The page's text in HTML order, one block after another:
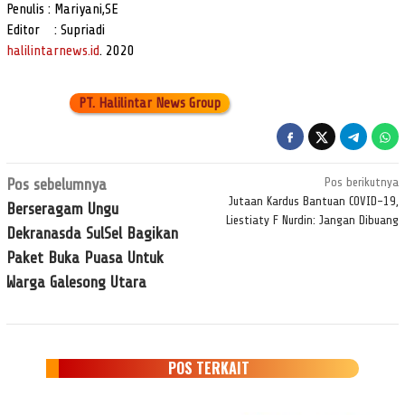
Penulis : Mariyani,SE
Editor : Supriadi
halilintarnews.id. 2020
PT. Halilintar News Group
Navigasi
pos
Pos sebelumnya
Berseragam Ungu
Dekranasda SulSel Bagikan
Paket Buka Puasa Untuk
Warga Galesong Utara
Pos berikutnya
Jutaan Kardus Bantuan COVID-19,
Liestiaty F Nurdin: Jangan Dibuang
POS TERKAIT